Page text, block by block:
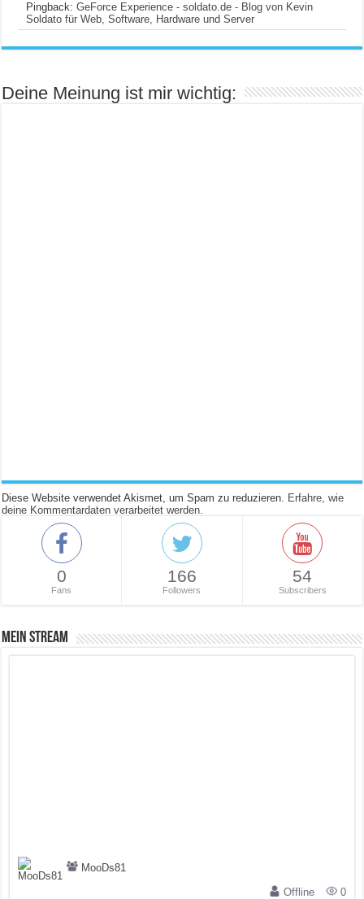
Pingback:GeForce Experience - soldato.de - Blog von Kevin
Soldato für Web, Software, Hardware und Server
Deine Meinung ist mir wichtig:
Diese Website verwendet Akismet, um Spam zu reduzieren. Erfahre, wie
deine Kommentardaten verarbeitet werden.
0
Fans
166
Followers
54
Subscribers
Mein Stream
MooDs81
Offline
0